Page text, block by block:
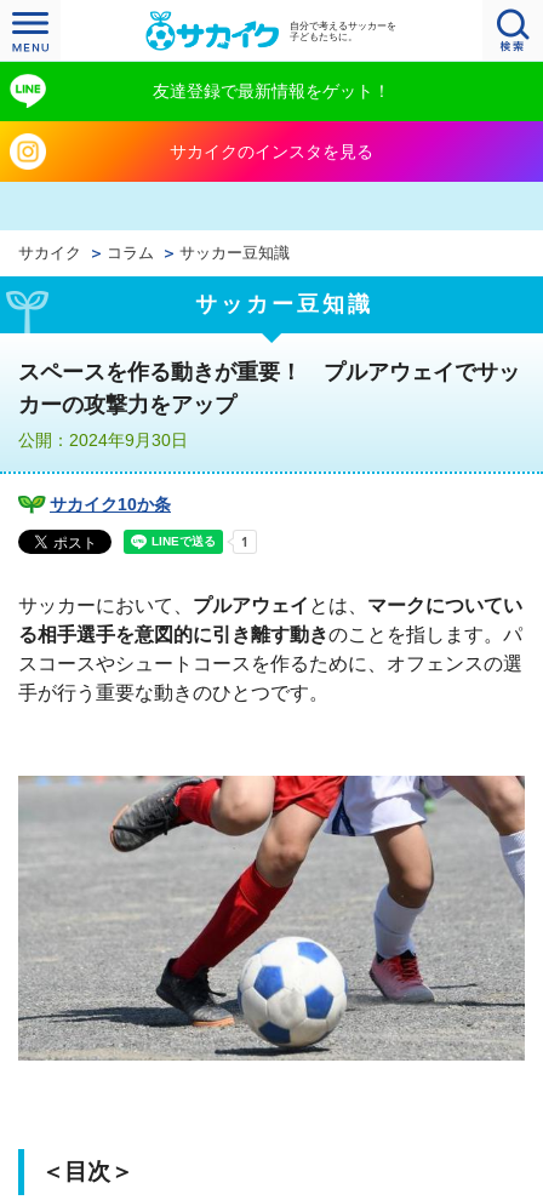
自分で考えるサッカーを
子どもたちに。
友達登録で最新情報をゲット！
サカイクのインスタを見る
サカイク コラム サッカー豆知識
サッカー豆知識
スペースを作る動きが重要！ プルアウェイでサッ
カーの攻撃力をアップ
公開：2024年9月30日
サカイク10か条
サッカーにおいて、 プルアウェイ とは、 マークについてい
る相手選手を意図的に引き離す動きのことを指します。パ
スコースやシュートコースを作るために、オフェンスの選
手が行う重要な動きのひとつです。
＜目次＞